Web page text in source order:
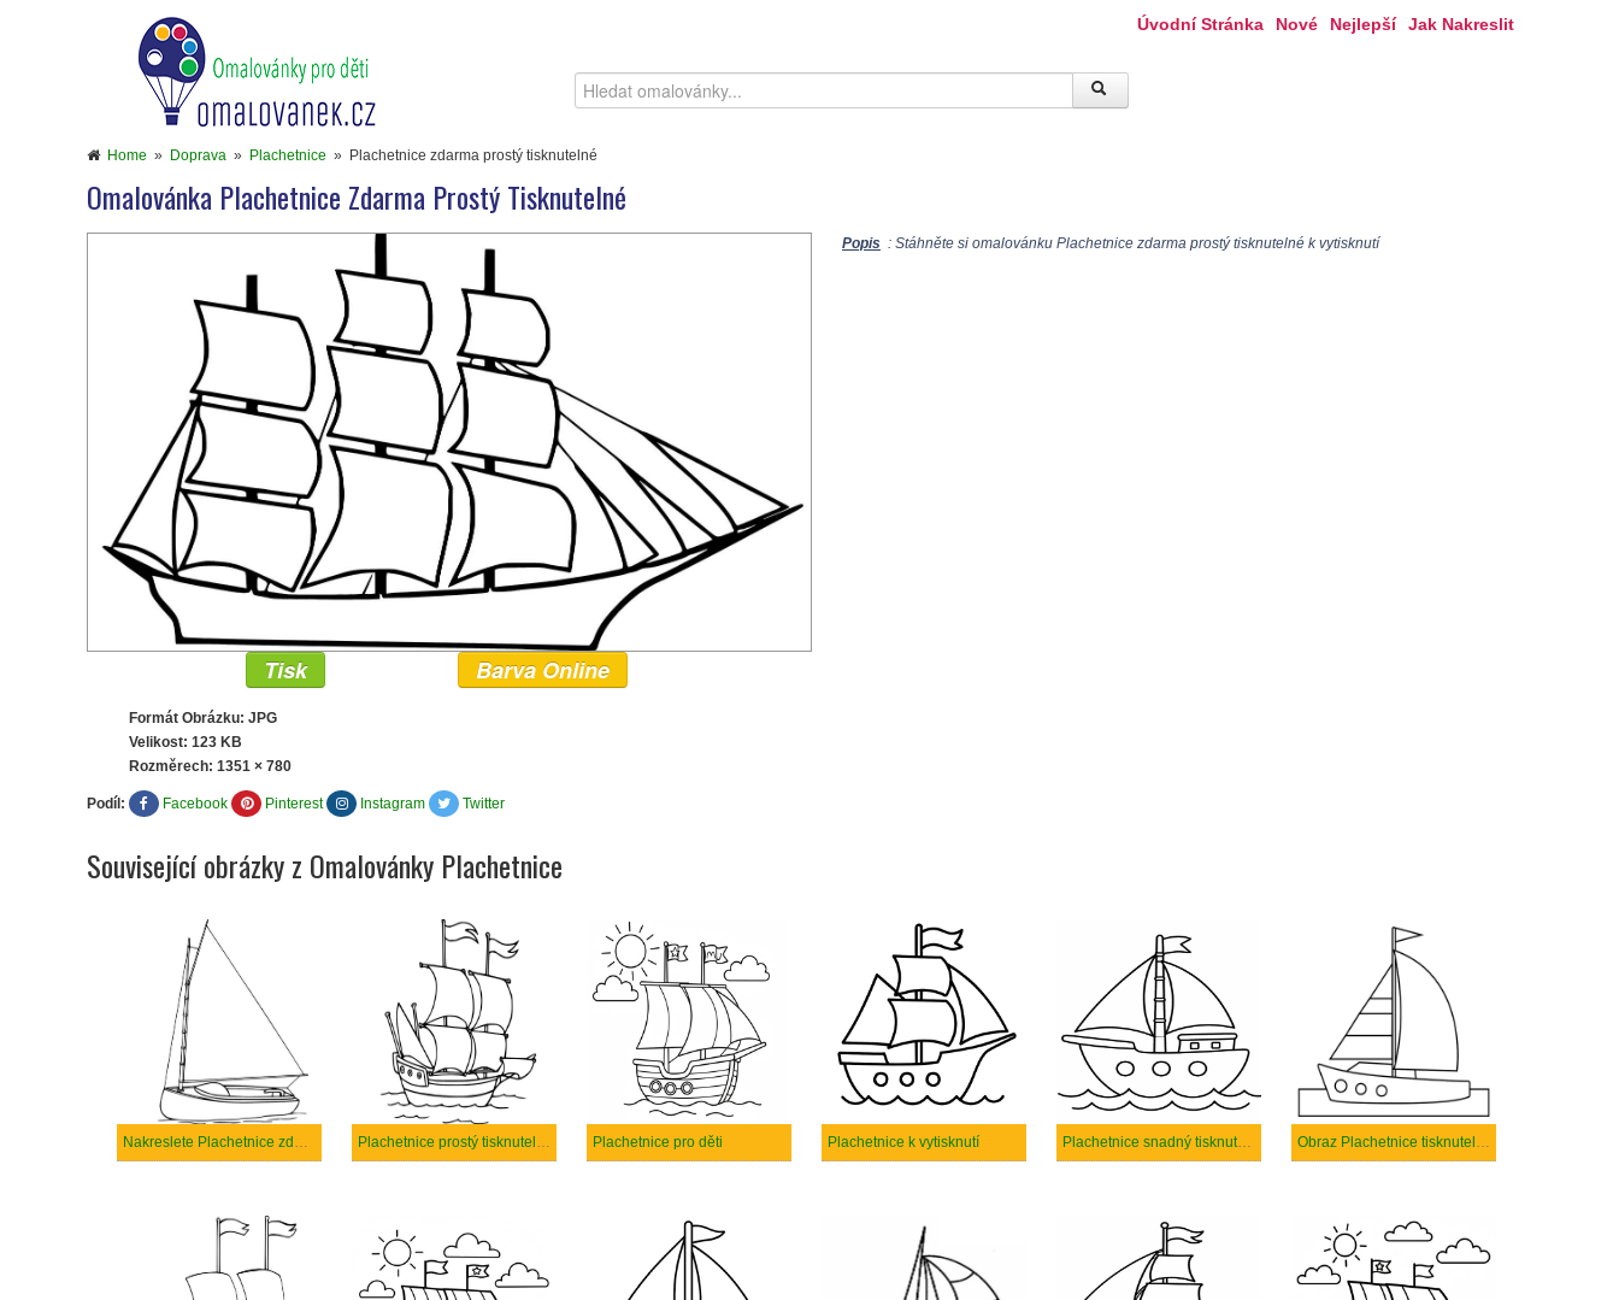
Úvodní Stránka Nové Nejlepší Jak Nakreslit
Home » Doprava » Plachetnice » Plachetnice zdarma prostý tisknutelné
Omalovánka Plachetnice Zdarma Prostý Tisknutelné
Popis : Stáhněte si omalovánku Plachetnice zdarma prostý tisknutelné k vytisknutí
Tisk Barva Online
Formát Obrázku: JPG
Velikost: 123 KB
Rozměrech: 1351 × 780
Podíl: Facebook Pinterest Instagram Twitter
Související obrázky z Omalovánky Plachetnice
Nakreslete Plachetnice zdarma pro děti Plachetnice prostý tisknutelné Plachetnice pro děti Plachetnice k vytisknutí Plachetnice snadný tisknutelné Obraz Plachetnice tisknutelné